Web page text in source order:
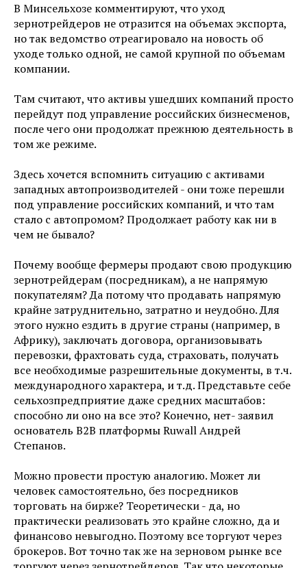
В Минсельхозе комментируют, что уход
зернотрейдеров не отразится на объемах экспорта,
но так ведомство отреагировало на новость об
уходе только одной, не самой крупной по объемам
компании.
Там считают, что активы ушедших компаний просто
перейдут под управление российских бизнесменов,
после чего они продолжат прежнюю деятельность в
том же режиме.
Здесь хочется вспомнить ситуацию с активами
западных автопроизводителей - они тоже перешли
под управление российских компаний, и что там
стало с автопромом? Продолжает работу как ни в
чем не бывало?
Почему вообще фермеры продают свою продукцию
зернотрейдерам (посредникам), а не напрямую
покупателям? Да потому что продавать напрямую
крайне затруднительно, затратно и неудобно. Для
этого нужно ездить в другие страны (например, в
Африку), заключать договора, организовывать
перевозки, фрахтовать суда, страховать, получать
все необходимые разрешительные документы, в т.ч.
международного характера, и т.д. Представьте себе
сельхозпредприятие даже средних масштабов:
способно ли оно на все это? Конечно, нет- заявил
основатель B2B платформы Ruwall Андрей
Степанов.
Можно провести простую аналогию. Может ли
человек самостоятельно, без посредников
торговать на бирже? Теоретически - да, но
практически реализовать это крайне сложно, да и
финансово невыгодно. Поэтому все торгуют через
брокеров. Вот точно так же на зерновом рынке все